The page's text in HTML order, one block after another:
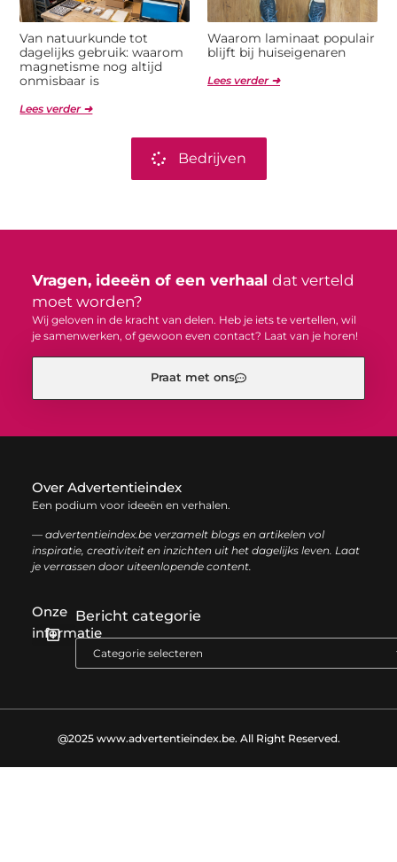
Van natuurkunde tot
dagelijks gebruik: waarom
magnetisme nog altijd
onmisbaar is
Lees verder ➜
Waarom laminaat populair
blijft bij huiseigenaren
Lees verder ➜
Bedrijven
Vragen, ideeën of een verhaal dat verteld
moet worden?
Wij geloven in de kracht van delen. Heb je iets te vertellen, wil
je samenwerken, of gewoon even contact? Laat van je horen!
Praat met ons
Over Advertentieindex
Een podium voor ideeën en verhalen.
— advertentieindex.be verzamelt blogs en artikelen vol
inspiratie, creativiteit en inzichten uit het dagelijks leven. Laat
je verrassen door uiteenlopende content.
Onze
informatie
Bericht categorie
@2025 www.advertentieindex.be. All Right Reserved.​